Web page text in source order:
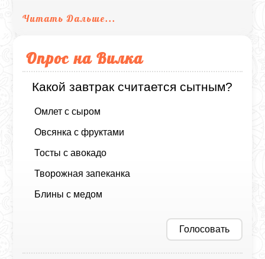
Читать Дальше...
Опрос на Вилка
Какой завтрак считается сытным?
Омлет с сыром
Овсянка с фруктами
Тосты с авокадо
Творожная запеканка
Блины с медом
Голосовать